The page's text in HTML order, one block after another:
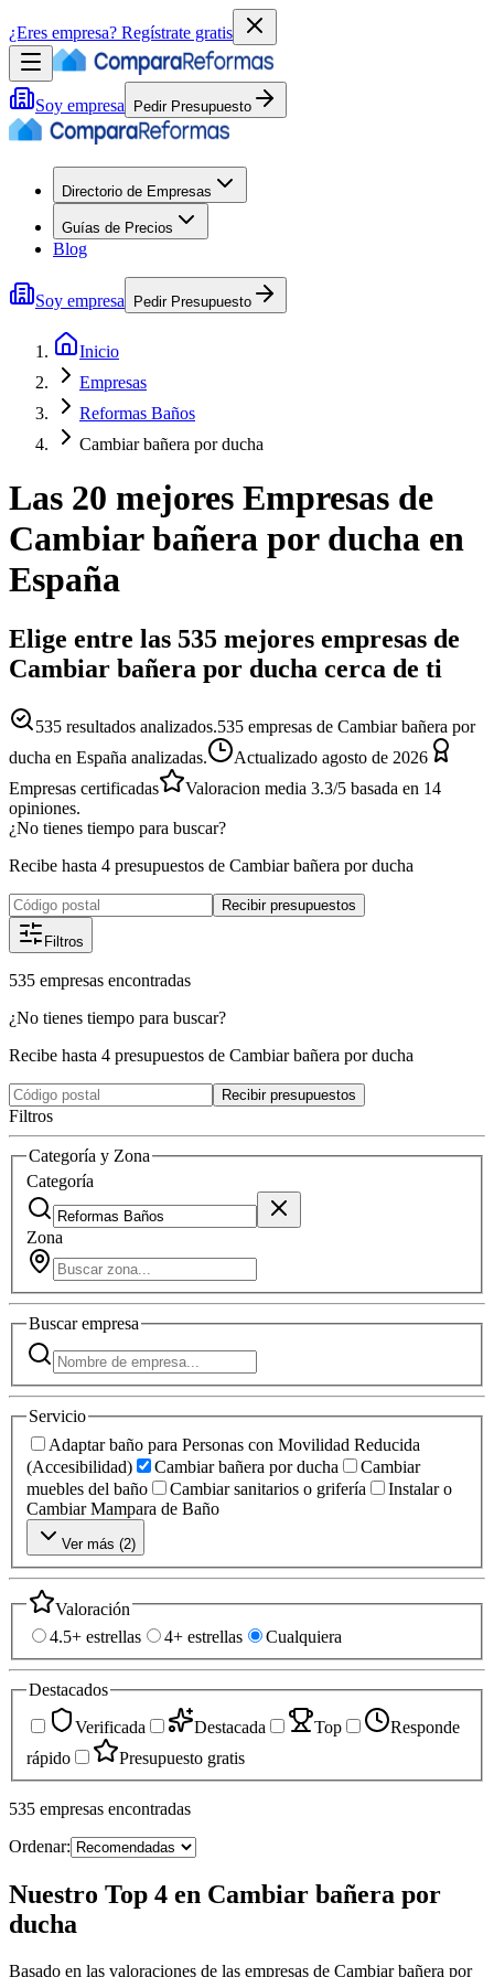
¿Eres empresa? Regístrate gratis
Soy empresa Pedir Presupuesto
Directorio de Empresas
Guías de Precios
Blog
Soy empresa Pedir Presupuesto
Inicio
Empresas
Reformas Baños
Cambiar bañera por ducha
Las 20 mejores Empresas de
Cambiar bañera por ducha en
España
Elige entre las 535 mejores empresas de
Cambiar bañera por ducha cerca de ti
535 resultados analizados.535 empresas de Cambiar bañera por
ducha en España analizadas.
Actualizado agosto de 2026
Empresas certificadas
Valoracion media 3.3/5 basada en 14
opiniones.
¿No tienes tiempo para buscar?
Recibe hasta 4 presupuestos de Cambiar bañera por ducha
Recibir presupuestos
Filtros
535 empresas encontradas
¿No tienes tiempo para buscar?
Recibe hasta 4 presupuestos de Cambiar bañera por ducha
Recibir presupuestos
Filtros
Categoría y Zona
Categoría
Zona
Buscarempresa
Servicio
Adaptar baño para Personas con Movilidad Reducida
(Accesibilidad)
Cambiar bañera por ducha
Cambiar
muebles del baño
Cambiar sanitarios o grifería
Instalar o
Cambiar Mampara de Baño
Ver más (2)
Valoración
4.5+ estrellas
4+ estrellas Cualquiera
Destacados
Verificada
Destacada Top
Responde
rápido
Presupuesto gratis
535 empresas encontradas
Ordenar:
Nuestro Top 4 en Cambiar bañera por
ducha
Basado en las valoraciones de las empresas de Cambiar bañera por